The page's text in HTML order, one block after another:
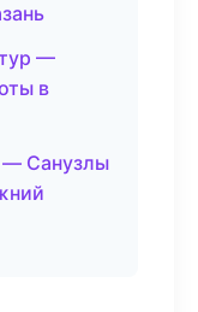
—
в
— Санузлы